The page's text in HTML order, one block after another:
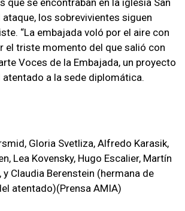
los sobrevivientes siguen
“La embajada voló por el aire con
el triste momento del que salió con
Voces de la Embajada, un proyecto
a la sede diplomática.
Gloria Svetliza, Alfredo Karasik,
Lea Kovensky, Hugo Escalier, Martín
Claudia Berenstein (hermana de
atentado)(Prensa AMIA)